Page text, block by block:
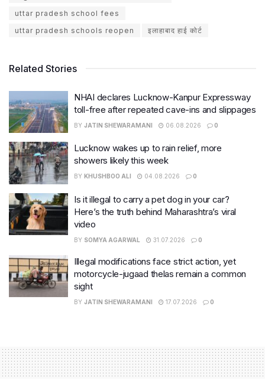
uttar pradesh school fees
uttar pradesh schools reopen
इलाहाबाद हाई कोर्ट
Related Stories
NHAI declares Lucknow-Kanpur Expressway
toll-free after repeated cave-ins and slippages
BY JATIN SHEWARAMANI 06.08.2026 0
Lucknow wakes up to rain relief, more
showers likely this week
BY KHUSHBOO ALI 04.08.2026 0
Is it illegal to carry a pet dog in your car?
Here’s the truth behind Maharashtra’s viral
video
BY SOMYA AGARWAL 31.07.2026 0
Illegal modifications face strict action, yet
motorcycle-jugaad thelas remain a common
sight
BY JATIN SHEWARAMANI 17.07.2026 0